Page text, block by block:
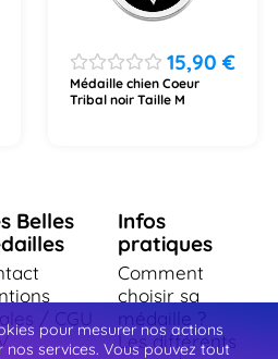
15,90€
Médaille chien Coeur
Tribal noir Taille M
Belles
/ CGU
Infos
pratiques
Comment
choisir sa
médaille ?
Les différents
pour mesurer nos actions
services. Vous pouvez tout